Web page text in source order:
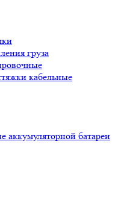
груза
кабельные
аккумуляторной батареи